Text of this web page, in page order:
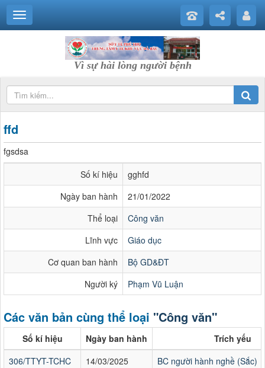
Vì sự hài lòng người bệnh
ffd
fgsdsa
Số kí hiệu
gghfd
Ngày ban hành
21/01/2022
Thể loại
Công văn
Lĩnh vực
Giáo dục
Cơ quan ban hành
Bộ GD&ĐT
Người ký
Phạm Vũ Luận
Các văn bản cùng thể loại "Công văn"
Số kí hiệu Ngày ban hành
Trích yếu
306/TTYT-TCHC
14/03/2025
BC người hành nghề (Sắc)